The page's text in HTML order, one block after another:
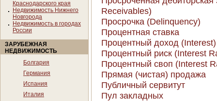
Краснодарского края
Недвижимость Нижнего
Новгорода
Недвижимость в городах
России
ЗАРУБЕЖНАЯ
НЕДВИЖИМОСТЬ
Болгария
Германия
Испания
Италия
Receivables)
Просрочка (Delinquency)
Процентная ставка
Процентный доход (Interest)
Процентный риск (Interest
Процентный своп (Interest
Прямая (чистая) продажа
Публичный сервитут
Пул закладных